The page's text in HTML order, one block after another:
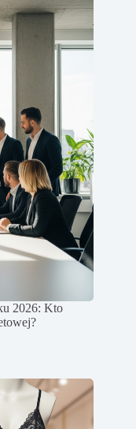
2026: Kto